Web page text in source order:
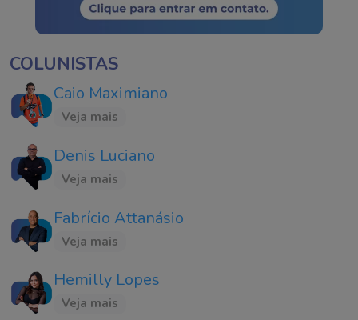
COLUNISTAS
Caio Maximiano
Veja mais
Denis Luciano
Veja mais
Fabrício Attanásio
Veja mais
Hemilly Lopes
Veja mais